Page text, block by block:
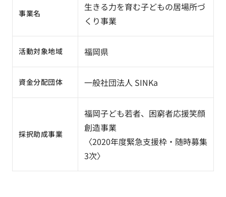
事業名
生きる力を育む子どもの居場所づ
くり事業
活動対象地域 福岡県
資金分配団体 一般社団法人 SINKa
採択助成事業
福岡子ども若者、困窮者応援笑顔
創造事業
〈2020年度緊急支援枠・随時募集
3次〉